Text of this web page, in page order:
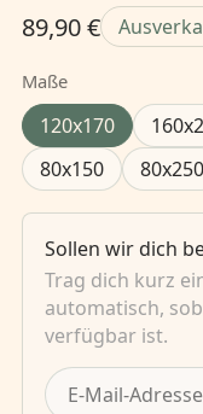
89,90 €
Maße
120x170
80x150
80x250
Sollen wir dich
Trag dich kurz
automatisch,
verfügbar ist.